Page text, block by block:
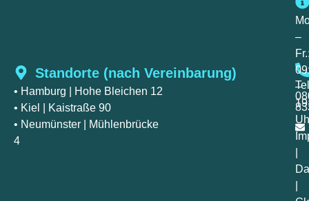
Standorte (nach Vereinbarung)
• Hamburg | Hohe Bleichen 12
• Kiel
| Kaistraße 90
• Neumünster | Mühlenbrücke
4
–
–